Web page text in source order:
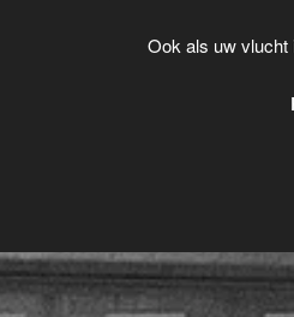
Ook als uw vlucht